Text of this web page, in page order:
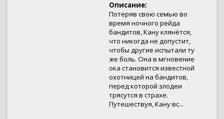
Описание:
Потеряв свою семью во
время ночного рейда
бандитов, Кану клянётся,
что никогда не допустит,
чтобы другие испытали ту
же боль. Она в мгновение
ока становится известной
охотницей на бандитов,
перед которой злодеи
трясутся в страхе.
Путешествуя, Кану вс...